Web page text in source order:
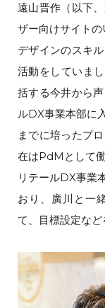
遠山晋作（以下
ザー向けサイト
デザインのスキ
活動をしていま
括する今井から
ルDX事業本部に
までに培ったプ
在はPdMとして働
リテールDX事業
おり、廣川と一
て、目標設定など